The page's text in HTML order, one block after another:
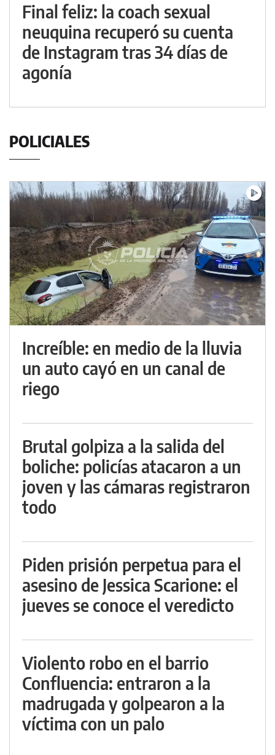
Final feliz: la coach sexual
neuquina recuperó su cuenta
de Instagram tras 34 días de
agonía
POLICIALES
Increíble: en medio de la lluvia
un auto cayó en un canal de
riego
Brutal golpiza a la salida del
boliche: policías atacaron a un
joven y las cámaras registraron
todo
Piden prisión perpetua para el
asesino de Jessica Scarione: el
jueves se conoce el veredicto
Violento robo en el barrio
Confluencia: entraron a la
madrugada y golpearon a la
víctima con un palo